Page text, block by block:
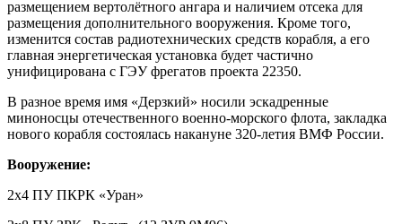
размещением вертолётного ангара и наличием отсека для
размещения дополнительного вооружения. Кроме того,
изменится состав радиотехнических средств корабля, а его
главная энергетическая установка будет частично
унифицирована с ГЭУ фрегатов проекта 22350.
В разное время имя «Дерзкий» носили эскадренные
миноносцы отечественного военно-морского флота, закладка
нового корабля состоялась накануне 320-летия ВМФ России.
Вооружение:
2х4 ПУ ПКРК «Уран»